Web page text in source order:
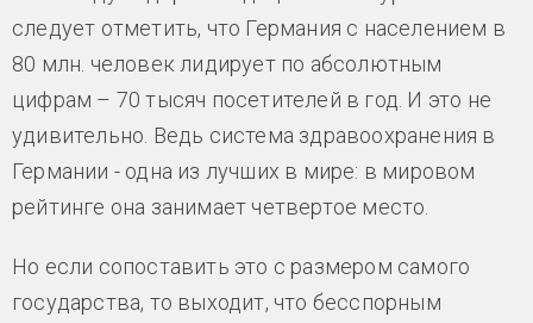
следует отметить, что Германия с населением в
80 млн. человек лидирует по абсолютным
цифрам – 70 тысяч посетителей в год. И это не
удивительно. Ведь система здравоохранения в
Германии - одна из лучших в мире: в мировом
рейтинге она занимает четвертое место.
Но если сопоставить это с размером самого
государства, то выходит, что бесспорным